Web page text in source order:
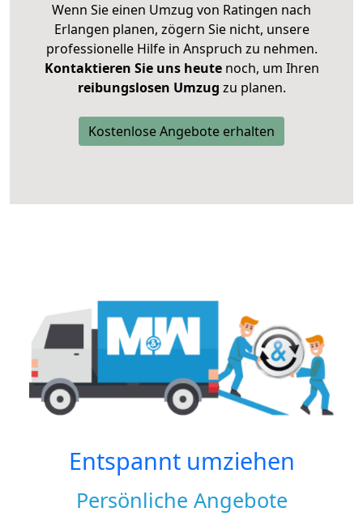
Wenn Sie einen Umzug von Ratingen nach
Erlangen planen, zögern Sie nicht, unsere
professionelle Hilfe in Anspruch zu nehmen.
Kontaktieren Sie uns heutenoch, um Ihren
reibungslosen Umzug zu planen.
Kostenlose Angebote erhalten
Entspannt umziehen
Persönliche Angebote